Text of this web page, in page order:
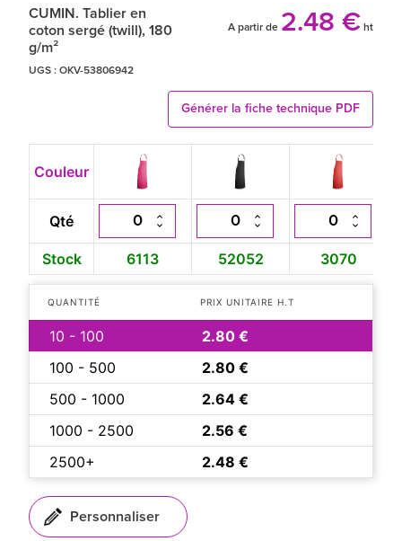
CUMIN. Tablier en
coton sergé (twill), 180
g/m²
A partir de 2.48 € ht
UGS : OKV-53806942
Générer la fiche technique PDF
Couleur
Qté
Stock 6113 52052 3070
QUANTITÉ PRIX UNITAIRE H.T
10 - 100
2.80 €
100 - 500
2.80 €
500 - 1000
2.64 €
1000 - 2500
2.56 €
2500+
2.48 €